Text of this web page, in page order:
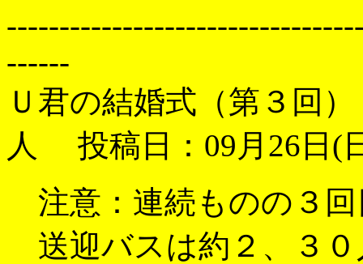
------
Ｕ君の結婚式（第３回
人 投稿日：09月26日(
注意：連続ものの３回
送迎バスは約２、３